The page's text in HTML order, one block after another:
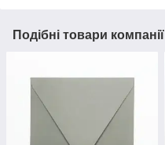
Подібні товари компанії